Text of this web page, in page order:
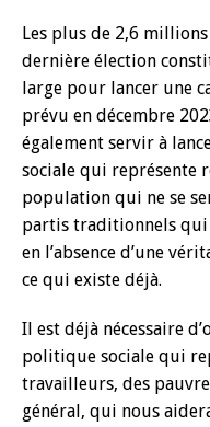
Les plus de 2,6
dernière élection
large pour lancer une
prévu en décembre
également servir à
sociale qui représente
population qui ne se
partis traditionnels qui
en l’absence d’une
ce qui existe déjà.
Il est déjà nécessaire
politique sociale qui
travailleurs, des
général, qui nous